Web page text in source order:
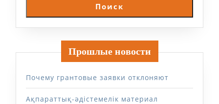
Поиск
Прошлые новости
Почему грантовые заявки отклоняют
Ақпараттық-әдістемелік материал